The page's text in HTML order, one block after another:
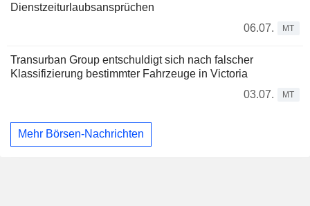
Dienstzeiturlaubsansprüchen
06.07.
MT
Transurban Group entschuldigt sich nach falscher
Klassifizierung bestimmter Fahrzeuge in Victoria
03.07.
MT
Mehr Börsen-Nachrichten